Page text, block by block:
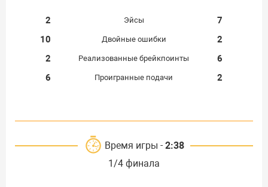
2 Эйсы
7
10
Двойные ошибки
2
2
Реализованные брейкпоинты
6
6
Проигранные подачи 2
Время игры - 2:38
1/4 финала